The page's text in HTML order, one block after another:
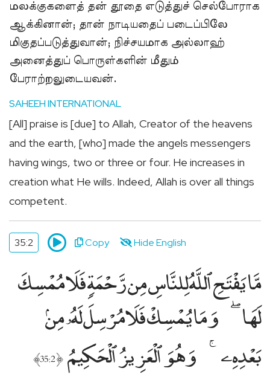
நோன்பு
நோற்கும்
முறை
பிற
மதத்தினருக்கு
Add
Your
பள்ளிவாசலை
பதியுங்கள்
Apply
ஜக்காத்,
உதவிக்கு
விண்ணப்பிக்கவும்
மலக்குகளைத் தன் தூதை எடுத்துச் செல்போராக
ஆக்கினான்; தான் நாடியதைப் படைப்பிலே
மிகுதப்படுத்துவான்; நிச்சயமாக அல்லாஹ்
அனைத்துப் பொருள்களின் மீதும்
பேராற்றலுடையவன்.
SAHEEH INTERNATIONAL
[All] praise is [due] to Allah, Creator of the heavens
and the earth, [who] made the angels messengers
having wings, two or three or four. He increases in
creation what He wills. Indeed, Allah is over all things
competent.
35:2 Copy Hide English
مَّا يَفْتَحِ ٱللَّهُ لِلنَّاسِ مِن رَّحْمَةٍۢ فَلَا مُمْسِكَ
لَهَا وَمَا يُمْسِكْ فَلَا مُرْسِلَ لَهُۥ مِنۢ
بَعْدِهِۦ وَهُوَ ٱلْعَزِيزُ ٱلْحَكِيمُ ﴿35:2﴾